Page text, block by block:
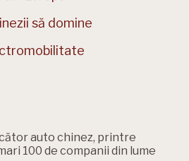
să domine
auto chinez, printre
100 de companii din lume